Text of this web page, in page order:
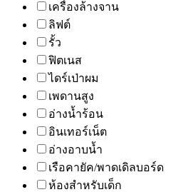
เครื่องล้างจาน
ลิฟต์
รั้ว
ฟิตเนส
ไดร์เป่าผม
เพดานสูง
อ่างน้ำร้อน
อินเทอร์เน็ต
อ่างอาบน้ำ
เรือคายัค/พาดเดิลบอร์ด
ห้องสำหรับเด็ก